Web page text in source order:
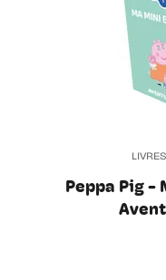
Peppa Pig -